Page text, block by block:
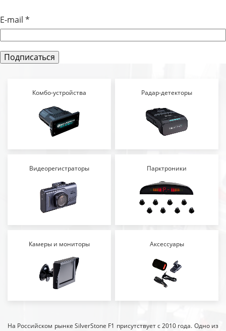
E-mail *
Комбо-устройства Радар-детекторы
Видеорегистраторы Парктроники
Камеры и мониторы Аксессуары
На Российском рынке SilverStone F1 присутствует с 2010 года. Одно из